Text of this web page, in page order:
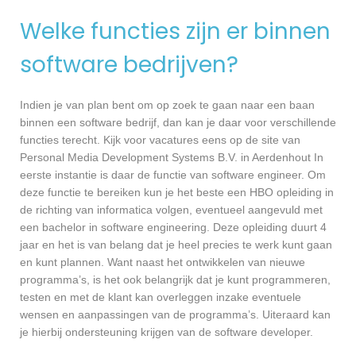
Welke functies zijn er binnen
software bedrijven?
Indien je van plan bent om op zoek te gaan naar een baan
binnen een software bedrijf, dan kan je daar voor verschillende
functies terecht. Kijk voor vacatures eens op de site van
Personal Media Development Systems B.V. in Aerdenhout In
eerste instantie is daar de functie van software engineer. Om
deze functie te bereiken kun je het beste een HBO opleiding in
de richting van informatica volgen, eventueel aangevuld met
een bachelor in software engineering. Deze opleiding duurt 4
jaar en het is van belang dat je heel precies te werk kunt gaan
en kunt plannen. Want naast het ontwikkelen van nieuwe
programma’s, is het ook belangrijk dat je kunt programmeren,
testen en met de klant kan overleggen inzake eventuele
wensen en aanpassingen van de programma’s. Uiteraard kan
je hierbij ondersteuning krijgen van de software developer.